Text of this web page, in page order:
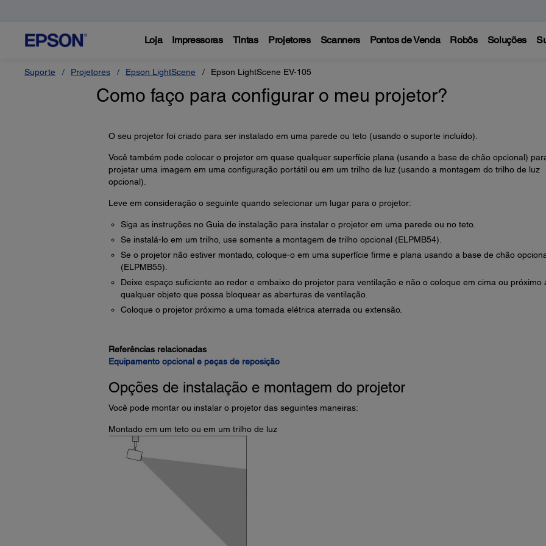
Loja Impressoras Tintas Projetores Scanners Pontos de Venda Robôs Soluções
Suporte Projetores Epson LightScene Epson LightScene EV-105
Como faço para configurar o meu projetor?
O seu projetor foi criado para ser instalado em uma parede ou teto (usando o suporte incluído).
Você também pode colocar o projetor em quase qualquer superfície plana (usando a base de chão opcional)
projetar uma imagem em uma configuração portátil ou em um trilho de luz (usando a montagem do trilho de luz
opcional).
Leve em consideração o seguinte quando selecionar um lugar para o projetor:
Siga as instruções no Guia de instalação para instalar o projetor em uma parede ou no teto.
Se instalá-lo em um trilho, use somente a montagem de trilho opcional (ELPMB54).
Se o projetor não estiver montado, coloque-o em uma superfície firme e plana usando a base de chão
(ELPMB55).
Deixe espaço suficiente ao redor e embaixo do projetor para ventilação e não o coloque em cima ou próximo
qualquer objeto que possa bloquear as aberturas de ventilação.
Coloque o projetor próximo a uma tomada elétrica aterrada ou extensão.
Referências relacionadas
Equipamento opcional e peças de reposição
Opções de instalação e montagem do projetor
Você pode montar ou instalar o projetor das seguintes maneiras:
Montado em um teto ou em um trilho de luz